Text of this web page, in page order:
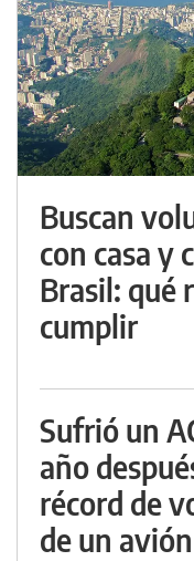
Buscan
con casa y
Brasil: qué
cumplir
Sufrió un
año
récord de
de un avión